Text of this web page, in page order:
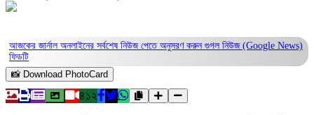
আজকের জার্নাল অনলাইনের সর্বশেষ নিউজ পেতে অনুসরণ করুন গুগল নিউজ (Google News)
ফিডটি
📸 Download PhotoCard
৪১২